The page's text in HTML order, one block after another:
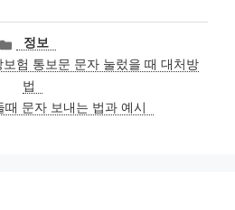
카
테
고
리
정보
험 통보문 문자 눌렀을 때 대처방
법
때 문자 보내는 법과 예시